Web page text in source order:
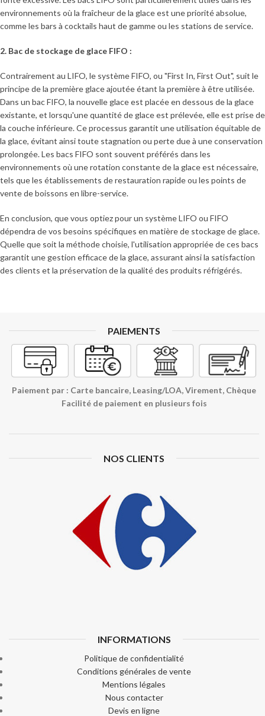
environnements où la fraîcheur de la glace est une priorité absolue,
comme les bars à cocktails haut de gamme ou les stations de service.
2. Bac de stockage de glace FIFO :
Contrairement au LIFO, le système FIFO, ou "First In, First Out", suit le
principe de la première glace ajoutée étant la première à être utilisée.
Dans un bac FIFO, la nouvelle glace est placée en dessous de la glace
existante, et lorsqu'une quantité de glace est prélevée, elle est prise de
la couche inférieure. Ce processus garantit une utilisation équitable de
la glace, évitant ainsi toute stagnation ou perte due à une conservation
prolongée. Les bacs FIFO sont souvent préférés dans les
environnements où une rotation constante de la glace est nécessaire,
tels que les établissements de restauration rapide ou les points de
vente de boissons en libre-service.
En conclusion, que vous optiez pour un système LIFO ou FIFO
dépendra de vos besoins spécifiques en matière de stockage de glace.
Quelle que soit la méthode choisie, l'utilisation appropriée de ces bacs
garantit une gestion efficace de la glace, assurant ainsi la satisfaction
des clients et la préservation de la qualité des produits réfrigérés.
PAIEMENTS
Paiement par : Carte bancaire, Leasing/LOA, Virement, Chèque
Facilité de paiement en plusieurs fois
NOS CLIENTS
INFORMATIONS
Politique de confidentialité
Conditions générales de vente
Mentions légales
Nous contacter
Devis en ligne